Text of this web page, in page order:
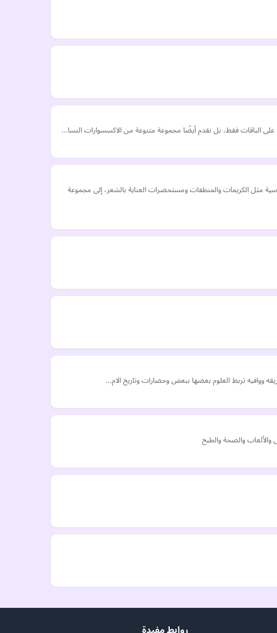
على الباقات فقط، بل نقدم أيضًا مجموعة متنوعة من الاكسسوارات النسا…
مثل الكريمات والمنظفات ومستحضرات العناية بالشعر، إلى مجموعة
ووافيه تربط العلوم بعضها ببعض وحضارات وتاريخ الام…
والألعاب والصحة والطبخ
روابط مفيدة